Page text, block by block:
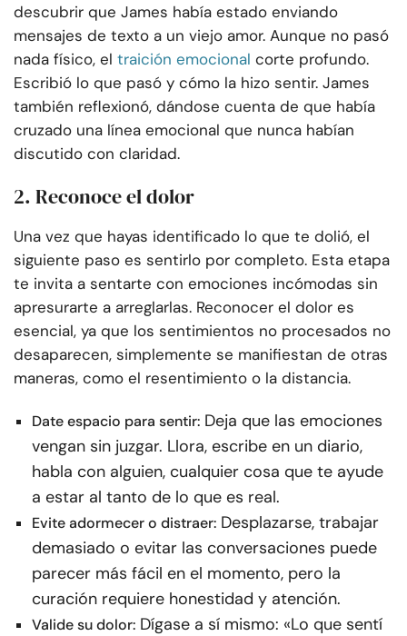
descubrir que James había estado enviando
mensajes de texto a un viejo amor. Aunque no pasó
nada físico, el traición emocional corte profundo.
Escribió lo que pasó y cómo la hizo sentir. James
también reflexionó, dándose cuenta de que había
cruzado una línea emocional que nunca habían
discutido con claridad.
2. Reconoce el dolor
Una vez que hayas identificado lo que te dolió, el
siguiente paso es sentirlo por completo. Esta etapa
te invita a sentarte con emociones incómodas sin
apresurarte a arreglarlas. Reconocer el dolor es
esencial, ya que los sentimientos no procesados no
desaparecen, simplemente se manifiestan de otras
maneras, como el resentimiento o la distancia.
Date espacio para sentir: Deja que las emociones
vengan sin juzgar. Llora, escribe en un diario,
habla con alguien, cualquier cosa que te ayude
a estar al tanto de lo que es real.
Evite adormecer o distraer: Desplazarse, trabajar
demasiado o evitar las conversaciones puede
parecer más fácil en el momento, pero la
curación requiere honestidad y atención.
Valide su dolor: Dígase a sí mismo: «Lo que sentí